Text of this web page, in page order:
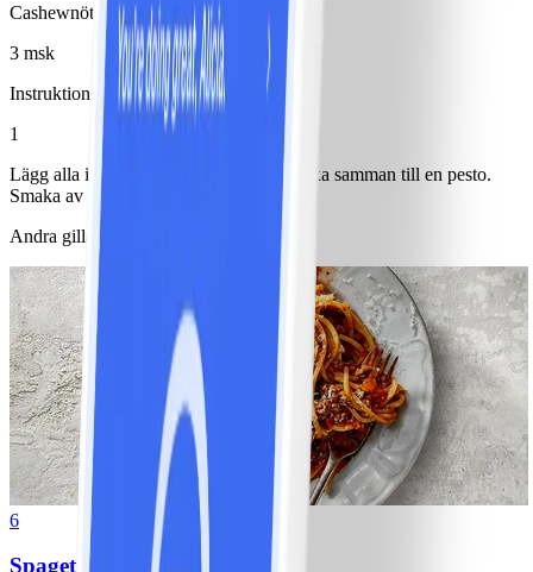
Cashewnötter
3 msk
Instruktioner
1
Lägg alla ingredienser i en mixer och mixa samman till en pesto.
Smaka av med salt och peppar.
Andra gillade också
6
Spagetti med köttfärssås